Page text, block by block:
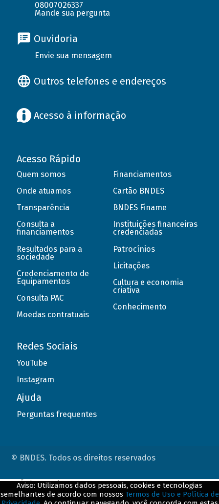
08007026337
Mande sua pergunta
Ouvidoria
Envie sua mensagem
Outros telefones e endereços
Acesso à informação
Acesso Rápido
Quem somos
Onde atuamos
Transparência
Consulta a
financiamentos
Resultados para a
sociedade
Credenciamento de
Equipamentos
Consulta PAC
Moedas contratuais
Financiamentos
Cartão BNDES
BNDES Finame
Instituições financeiras
credenciadas
Patrocínios
Licitações
Cultura e economia
criativa
Conhecimento
Redes Sociais
YouTube
Instagram
Ajuda
Perguntas frequentes
© BNDES. Todos os direitos reservados
Aviso: Utilizamos dados pessoais, cookies e tecnologias
semelhantes de acordo com nossos Termos de Uso e Política de
ConteÃºdo complementar
${title}${badge}